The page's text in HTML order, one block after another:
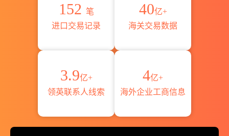
152 笔
进口交易记录
40亿+
海关交易数据
3.9亿+
领英联系人线索
4亿+
海外企业工商信息